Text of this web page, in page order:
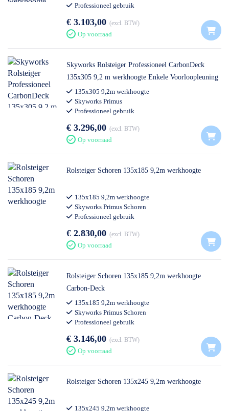
Professioneel gebruik
€ 3.103,00 excl. BTW
Op voorraad
Skyworks Rolsteiger Professioneel CarbonDeck
135x305 9,2 m werkhoogte Enkele Voorloopleuning
135x305 9,2m werkhoogte
Skyworks Primus
Professioneel gebruik
€ 3.296,00 excl. BTW
Op voorraad
Rolsteiger Schoren 135x185 9,2m werkhoogte
135x185 9,2m werkhoogte
Skyworks Primus Schoren
Professioneel gebruik
€ 2.830,00 excl. BTW
Op voorraad
Rolsteiger Schoren 135x185 9,2m werkhoogte
Carbon-Deck
135x185 9,2m werkhoogte
Skyworks Primus Schoren
Professioneel gebruik
€ 3.146,00 excl. BTW
Op voorraad
Rolsteiger Schoren 135x245 9,2m werkhoogte
135x245 9,2m werkhoogte